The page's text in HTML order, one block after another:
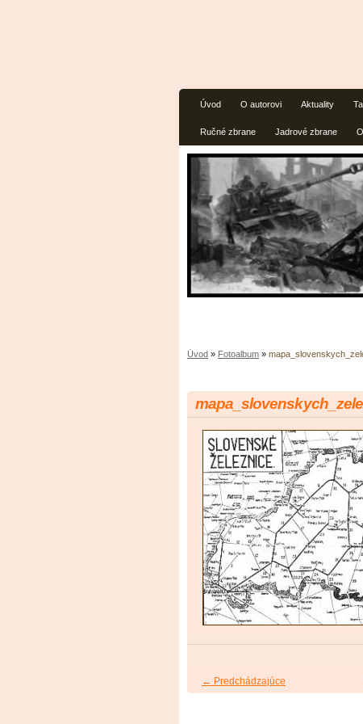
Úvod O autorovi Aktuality
Ručné zbrane Jadrové zbrane
Úvod » Fotoalbum »
← Predchádzajúce